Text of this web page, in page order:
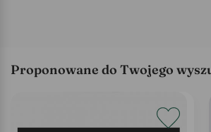
Proponowane do Twojego